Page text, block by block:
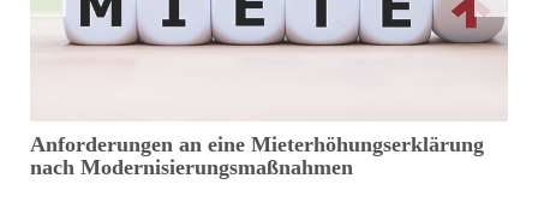
Anforderungen an eine Mieterhöhungserklärung
nach Modernisierungsmaßnahmen